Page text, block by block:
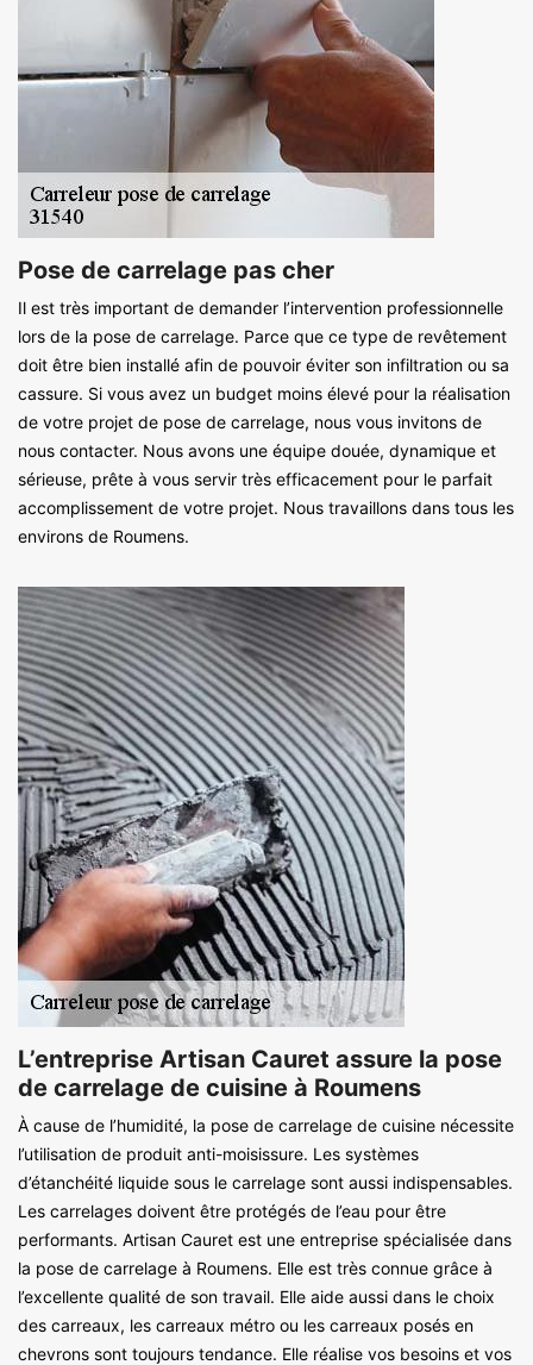
Pose de carrelage pas cher
Il est très important de demander l’intervention professionnelle
lors de la pose de carrelage. Parce que ce type de revêtement
doit être bien installé afin de pouvoir éviter son infiltration ou sa
cassure. Si vous avez un budget moins élevé pour la réalisation
de votre projet de pose de carrelage, nous vous invitons de
nous contacter. Nous avons une équipe douée, dynamique et
sérieuse, prête à vous servir très efficacement pour le parfait
accomplissement de votre projet. Nous travaillons dans tous les
environs de Roumens.
L’entreprise Artisan Cauret assure la pose
de carrelage de cuisine à Roumens
À cause de l’humidité, la pose de carrelage de cuisine nécessite
l’utilisation de produit anti-moisissure. Les systèmes
d’étanchéité liquide sous le carrelage sont aussi indispensables.
Les carrelages doivent être protégés de l’eau pour être
performants. Artisan Cauret est une entreprise spécialisée dans
la pose de carrelage à Roumens. Elle est très connue grâce à
l’excellente qualité de son travail. Elle aide aussi dans le choix
des carreaux, les carreaux métro ou les carreaux posés en
chevrons sont toujours tendance. Elle réalise vos besoins et vos